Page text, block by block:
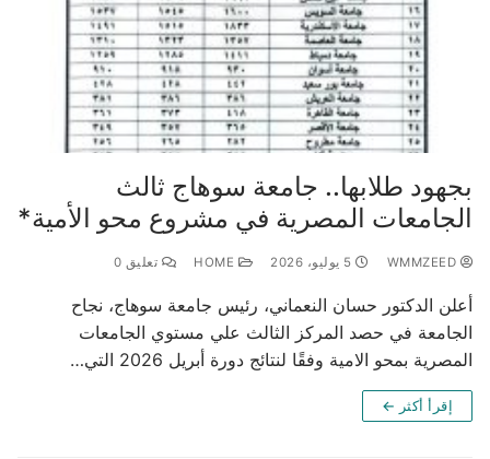
بجهود طلابها.. جامعة سوهاج ثالث
الجامعات المصرية في مشروع محو الأمية*
5 يوليو، 2026 تعليق 0
أعلن الدكتور حسان النعماني، رئيس جامعة سوهاج، نجاح
الجامعة في حصد المركز الثالث علي مستوي الجامعات
المصرية بمحو الامية وفقًا لنتائج دورة أبريل 2026 التي…
إقرأ أكثر ←